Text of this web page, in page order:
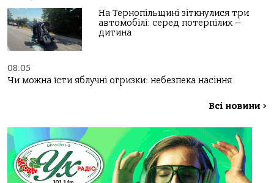
На Тернопільщині зіткнулися три
автомобілі: серед потерпілих —
дитина
08:05
Чи можна їсти яблучні огризки: небезпека насіння
Всі новини >